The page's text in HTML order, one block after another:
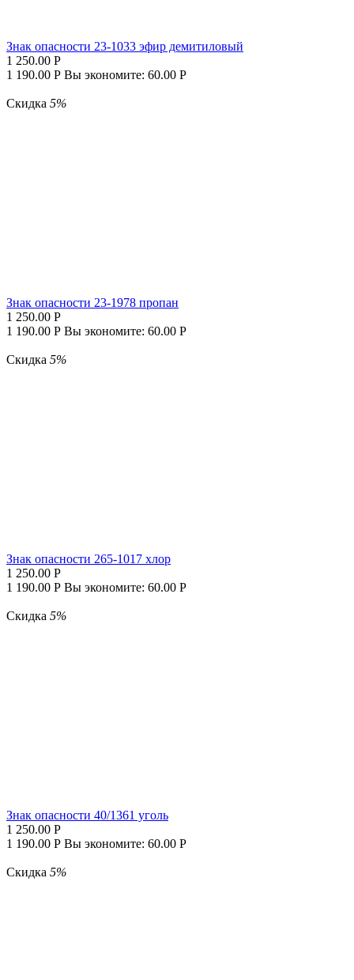
Знак опасности 23-1033 эфир демитиловый
1 250.00 Р
1 190.00 Р Вы экономите: 60.00 Р
Скидка 5%
Знак опасности 23-1978 пропан
1 250.00 Р
1 190.00 Р Вы экономите: 60.00 Р
Скидка 5%
Знак опасности 265-1017 хлор
1 250.00 Р
1 190.00 Р Вы экономите: 60.00 Р
Скидка 5%
Знак опасности 40/1361 уголь
1 250.00 Р
1 190.00 Р Вы экономите: 60.00 Р
Скидка 5%